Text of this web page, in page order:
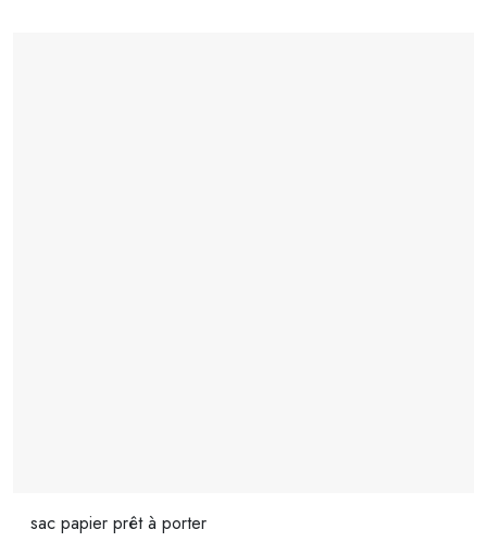
sac papier prêt à porter